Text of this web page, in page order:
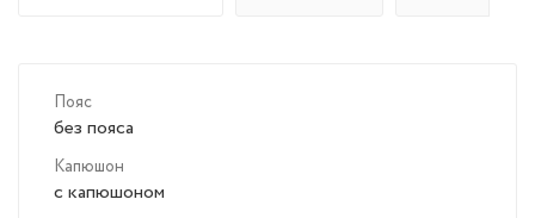
Пояс
без пояса
Капюшон
с капюшоном